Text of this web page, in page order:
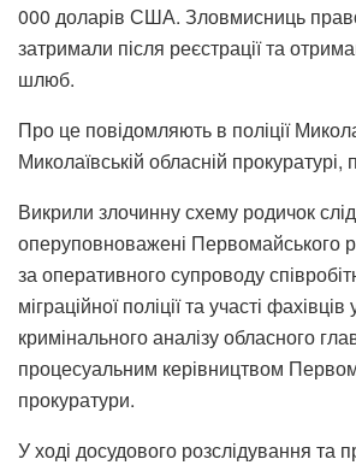
000 доларів США. Зловмисниць
затримали після реєстрації та
шлюб.
Про це повідомляють в поліції
Миколаївській обласній
Викрили злочинну схему родичок
оперуповноважені Первомайського
за оперативного супроводу
міграційної поліції та участі
кримінального аналізу обласного
процесуальним керівництвом
прокуратури.
У ході досудового розслідування та